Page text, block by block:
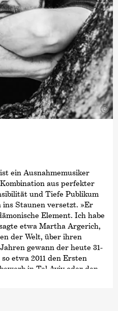
Järvi das Amt des
Beraters des London
mit bedeutenden
Orchestra
der
York und Los Angeles
Symphony Orchestra.
britischen
der französischen
des Jahres‹
Klassik als
die Medaille für
©
ein Ausnahmemusiker
aus perfekter
und Tiefe Publikum
Staunen versetzt. »Er
Element. Ich habe
etwa Martha Argerich,
der Welt, über ihren
gewann der heute 31-
etwa 2011 den Ersten
in Tel Aviv oder den